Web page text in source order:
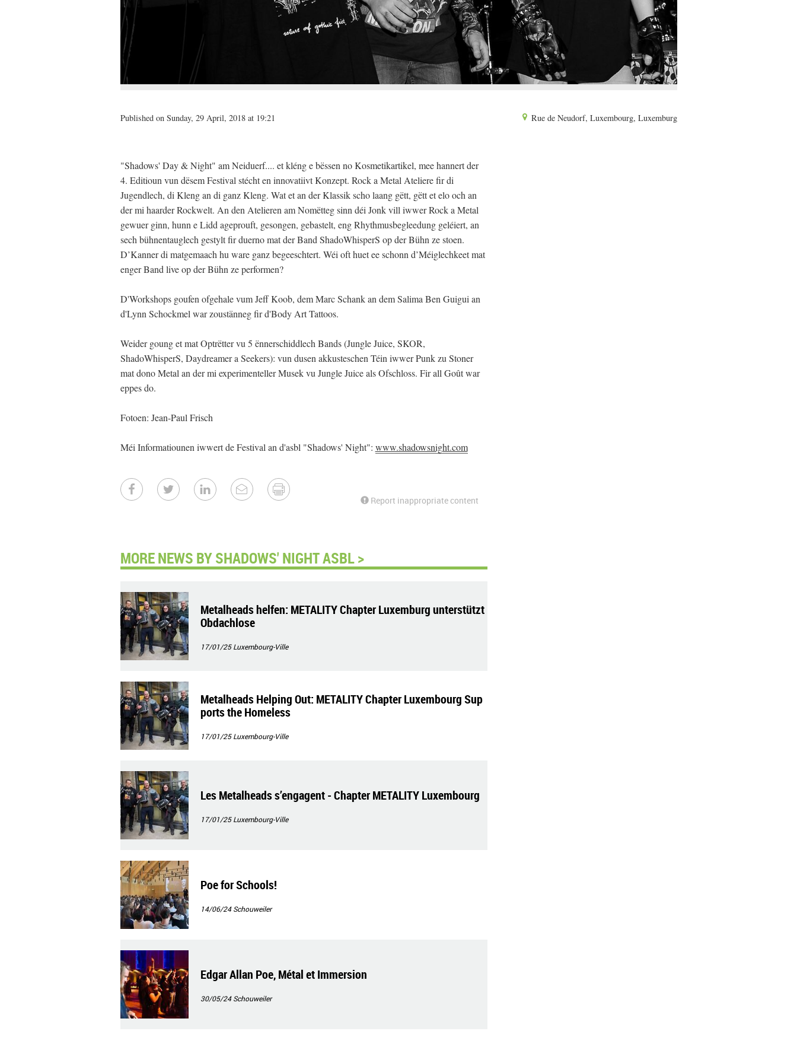
Published on Sunday, 29 April, 2018 at 19:21 Rue de Neudorf, Luxembourg, Luxemburg
"Shadows' Day & Night" am Neiduerf.... et kléng e bëssen no Kosmetikartikel, mee hannert der
4. Editioun vun dësem Festival stécht en innovatiivt Konzept. Rock a Metal Ateliere fir di
Jugendlech, di Kleng an di ganz Kleng. Wat et an der Klassik scho laang gëtt, gëtt et elo och an
der mi haarder Rockwelt. An den Atelieren am Nomëtteg sinn déi Jonk vill iwwer Rock a Metal
gewuer ginn, hunn e Lidd ageprouft, gesongen, gebastelt, eng Rhythmusbegleedung geléiert, an
sech bühnentauglech gestylt fir duerno mat der Band ShadoWhisperS op der Bühn ze stoen.
D’Kanner di matgemaach hu ware ganz begeeschtert. Wéi oft huet ee schonn d’Méiglechkeet mat
enger Band live op der Bühn ze performen?
D'Workshops goufen ofgehale vum Jeff Koob, dem Marc Schank an dem Salima Ben Guigui an
d'Lynn Schockmel war zoustänneg fir d'Body Art Tattoos.
Weider goung et mat Optrëtter vu 5 ënnerschiddlech Bands (Jungle Juice, SKOR,
ShadoWhisperS, Daydreamer a Seekers): vun dusen akkusteschen Téin iwwer Punk zu Stoner
mat dono Metal an der mi experimenteller Musek vu Jungle Juice als Ofschloss. Fir all Goût war
eppes do.
Fotoen: Jean-Paul Frisch
Méi Informatiounen iwwert de Festival an d'asbl "Shadows' Night": www.shadowsnight.com
Report inappropriate content
MORE NEWS BY SHADOWS' NIGHT ASBL >
Metalheads helfen: METALITY Chapter Luxemburg unterstützt
Obdachlose
17/01/25Luxembourg-Ville
Metalheads Helping Out: METALITY Chapter Luxembourg Sup
ports the Homeless
17/01/25Luxembourg-Ville
Les Metalheads s’engagent - Chapter METALITY Luxembourg
17/01/25Luxembourg-Ville
Poe for Schools!
14/06/24Schouweiler
Edgar Allan Poe, Métal et Immersion
30/05/24Schouweiler